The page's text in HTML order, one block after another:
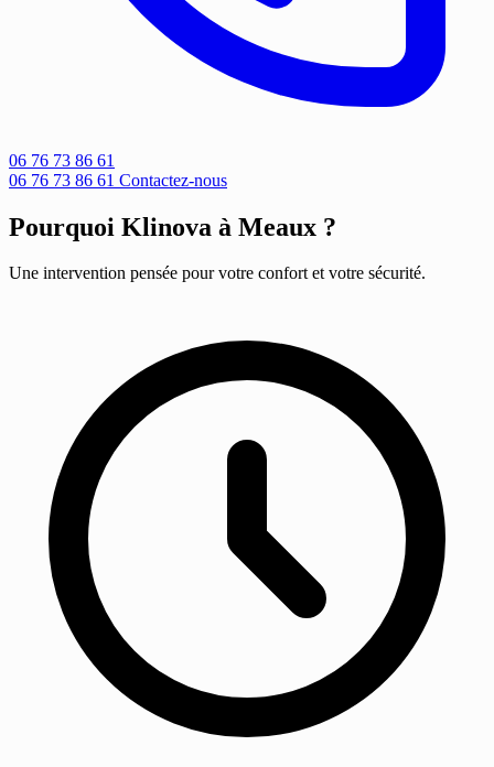
06 76 73 86 61
06 76 73 86 61 Contactez-nous
Pourquoi Klinova à Meaux ?
Une intervention pensée pour votre confort et votre sécurité.